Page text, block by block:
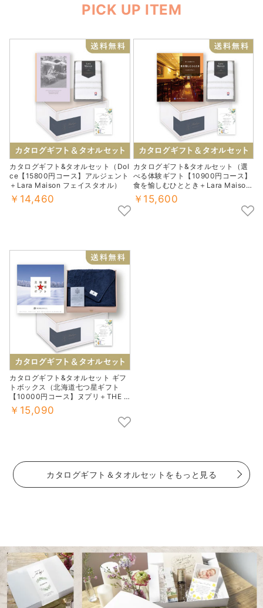
PICK UP ITEM
カタログギフト&タオルセット（Dol
ce【15800円コース】アルジェント
＋Lara Maison フェイスタオル）
￥14,460
カタログギフト&タオルセット（選
べる体験ギフト【10900円コース】
食を愉しむひととき＋Lara Maison
フェイスタオル）
￥15,600
カタログギフト&タオルセット ギフ
トボックス（北海道七つ星ギフト
【10000円コース】ヌプリ＋THE Q
UEEN’S TOWEL フェイスタオル ネ
イビー）
￥15,090
カタログギフト＆タオルセットをもっと見る